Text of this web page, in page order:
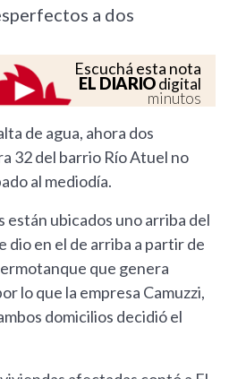
a dos
Escuchá esta nota
EL DIARIOdigital
minutos
de agua, ahora dos
32 del barrio Río Atuel no
al mediodía.
están ubicados uno arriba del
en el de arriba a partir de
que genera
lo que la empresa Camuzzi,
domicilios decidió el